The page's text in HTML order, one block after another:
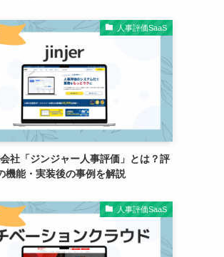
人事評価SaaS
社「ジンジャー人事評価」とは？評
機能・実装後の事例を解説
人事評価SaaS